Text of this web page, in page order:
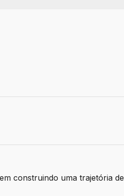
construindo uma trajetória